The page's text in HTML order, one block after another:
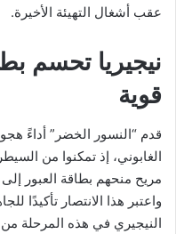
عقب أشغال التهيئة الأخيرة.
نيجيريا تحسم
قوية
قدم “النسور الخضر” أداءً
الغابوني، إذ تمكنوا من
مريح منحهم بطاقة العبور إلى
واعتبر هذا الانتصار تأكيدًا
النيجيري في هذه المرحلة